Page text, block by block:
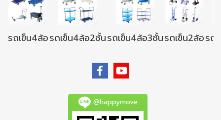
รถเข็น4ล้อรถเข็น4ล้อ2ชั้นรถเข็น4ล้อ3ชั้นรถเข็น2ล้อรถ
@happymove